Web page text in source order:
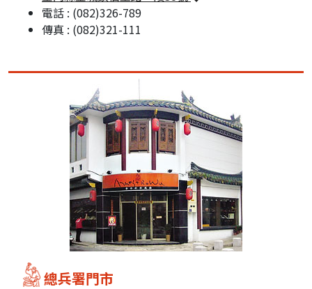
電話 : (082)326-789
傳真 : (082)321-111
總兵署門市